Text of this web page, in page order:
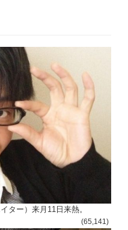
ター）来月11日来熱。
(65,141)